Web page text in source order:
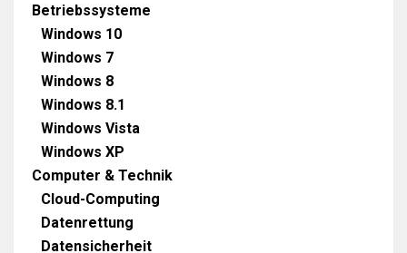
Betriebssysteme
Windows 10
Windows 7
Windows 8
Windows 8.1
Windows Vista
Windows XP
Computer & Technik
Cloud-Computing
Datenrettung
Datensicherheit